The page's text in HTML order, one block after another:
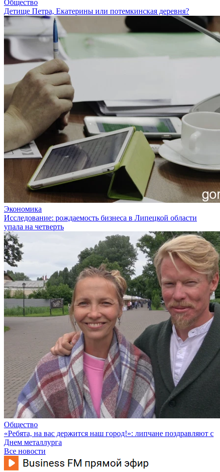
Общество
Детище Петра, Екатерины или потемкинская деревня?
Экономика
Исследование: рождаемость бизнеса в Липецкой области
упала на четверть
Общество
«Ребята, на вас держится наш город!»: липчане поздравляют с
Днем металлурга
Все новости